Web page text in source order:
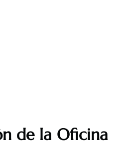
de la Oficina